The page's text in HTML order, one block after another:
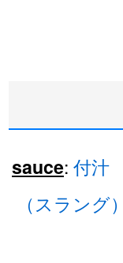
sauce: 付汁
（スラング）